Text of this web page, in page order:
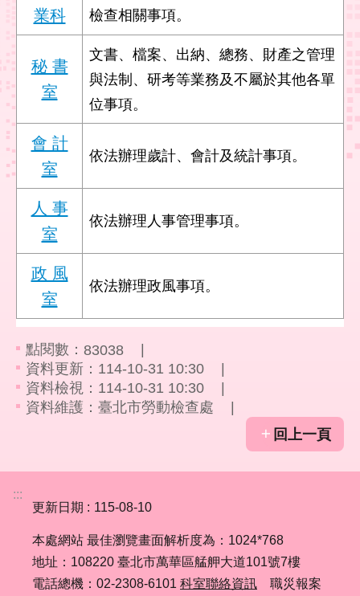
陳
情
統
問
答
雙
語
勞
局
臺
北
市
政
臺
通
聯
絡
我
業科
檢查相關事項。
秘 書
室
文書、檔案、出納、總務、財產之管理
與法制、研考等業務及不屬於其他各單
位事項。
會 計
室
依法辦理歲計、會計及統計事項。
人 事
室
依法辦理人事管理事項。
政 風
室
依法辦理政風事項。
點閱數： 83038
資料更新： 114-10-31 10:30
資料檢視： 114-10-31 10:30
資料維護： 臺北市勞動檢查處
回上一頁
:::
更新日期
115-08-10
本處網站 最佳瀏覽畫面解析度為：1024*768
地址：108220 臺北市萬華區艋舺大道101號7樓
電話總機：02-2308-6101 科室聯絡資訊 職災報案